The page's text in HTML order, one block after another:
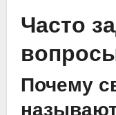
Часто
Почему